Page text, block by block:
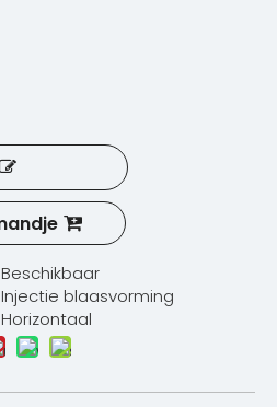
Beschikbaar
Injectie blaasvorming
Horizontaal